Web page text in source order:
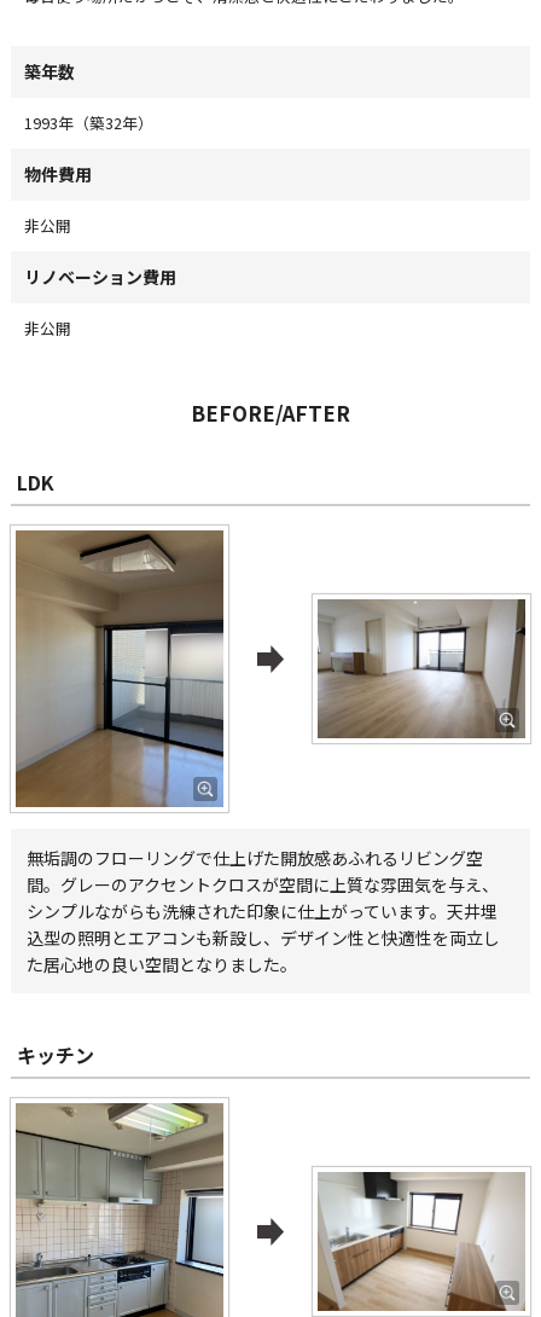
築年数
1993年（築32年）
物件費用
非公開
リノベーション費用
非公開
BEFORE/AFTER
LDK
無垢調のフローリングで仕上げた開放感あふれるリビング空
間。グレーのアクセントクロスが空間に上質な雰囲気を与え、
シンプルながらも洗練された印象に仕上がっています。天井埋
込型の照明とエアコンも新設し、デザイン性と快適性を両立し
た居心地の良い空間となりました。
キッチン